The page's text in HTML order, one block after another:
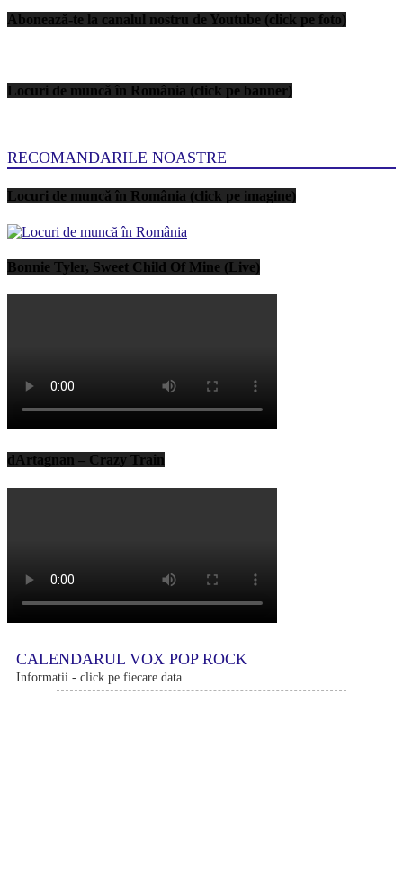
Abonează-te la canalul nostru de Youtube (click pe foto)
Locuri de muncă în România (click pe banner)
RECOMANDARILE NOASTRE
Locuri de muncă în România (click pe imagine)
Bonnie Tyler, Sweet Child Of Mine (Live)
dArtagnan – Crazy Train
CALENDARUL VOX POP ROCK
Informatii - click pe fiecare data